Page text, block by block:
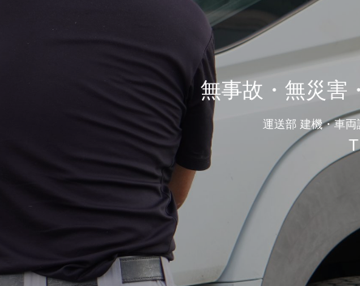
無事故・無災害
運送部 建機・車